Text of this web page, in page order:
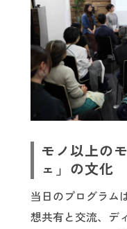
モノ以上の
ェ」の文化
当日のプログラム
想共有と交流、デ